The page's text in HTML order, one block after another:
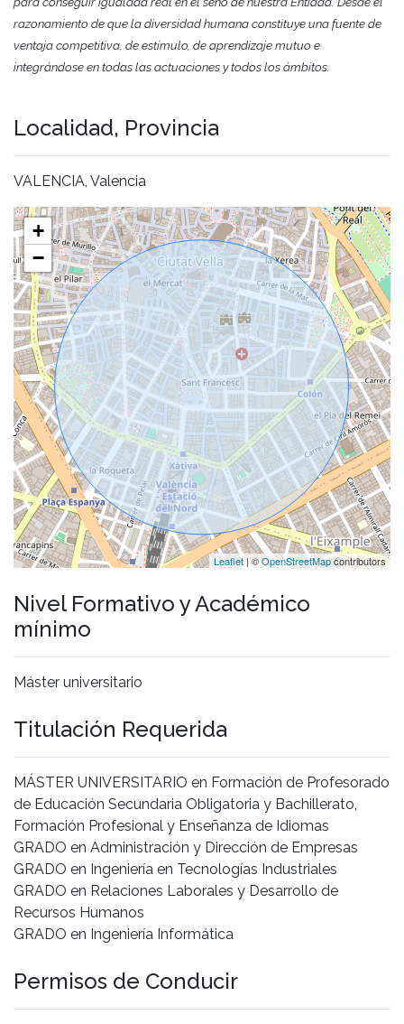
razonamiento de que la diversidad humana constituye una fuente de
ventaja competitiva, de estímulo, de aprendizaje mutuo e
integrándose en todas las actuaciones y todos los ámbitos.
Localidad, Provincia
VALENCIA, Valencia
+
−
Leaflet| ©OpenStreetMapcontributors
Nivel Formativo y Académico
mínimo
Máster universitario
Titulación Requerida
MÁSTER UNIVERSITARIO en Formación de Profesorado
de Educación Secundaria Obligatoria y Bachillerato,
Formación Profesional y Enseñanza de Idiomas
GRADO en Administración y Dirección de Empresas
GRADO en Ingeniería en Tecnologías Industriales
GRADO en Relaciones Laborales y Desarrollo de
Recursos Humanos
GRADO en Ingeniería Informática
Permisos de Conducir